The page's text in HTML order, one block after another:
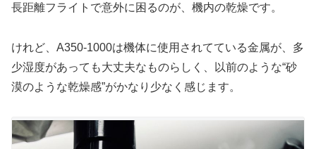
長距離フライトで意外に困るのが、機内の乾燥です。
けれど、A350-1000は機体に使用されてている金属が、多
少湿度があっても大丈夫なものらしく、以前のような“砂
漠のような乾燥感”がかなり少なく感じます。